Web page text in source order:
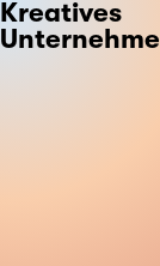
Kreatives